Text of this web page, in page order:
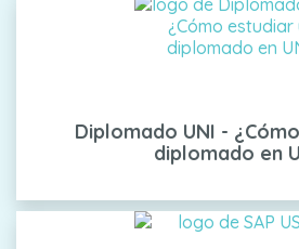
Diplomado UNI -
diplomado en